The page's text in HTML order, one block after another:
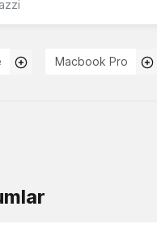
Macbook Pro